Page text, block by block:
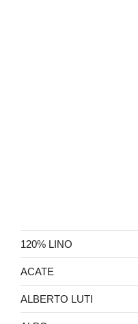
120% LINO
ACATE
ALBERTO LUTI